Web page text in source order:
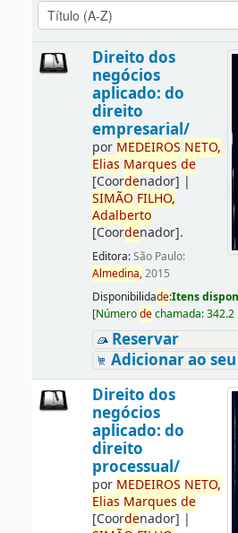
Direito dos
negócios
aplicado: do
direito
empresarial/
por MEDEIROS NETO,
Elias Marques de
[Coordenador] |
SIMÃO FILHO,
Adalberto
[Coordenador].
Editora:São Paulo:
Almedina,2015
Disponibilidade:Itens
[Númerodechamada:342.2
Reservar
Adicionar ao
Direito dos
negócios
aplicado: do
direito
processual/
por MEDEIROS NETO,
Elias Marques de
[Coordenador] |